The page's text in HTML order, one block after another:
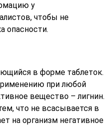
у
чтобы не
опасности.
в форме таблеток.
при любой
вещество – лигнин.
что не всасывается в
на организм негативное